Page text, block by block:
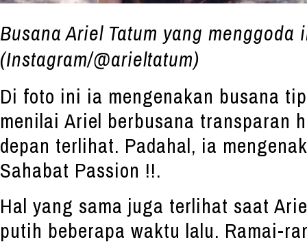
Busana Ariel Tatum yang menggoda
(Instagram/@arieltatum)
Di foto ini ia mengenakan busana
menilai Ariel berbusana transparan
depan terlihat. Padahal, ia
Sahabat Passion !!.
Hal yang sama juga terlihat saat
putih beberapa waktu lalu. Ramai-